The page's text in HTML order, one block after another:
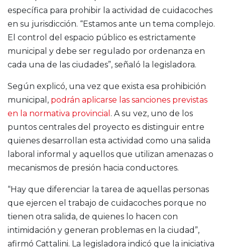
específica para prohibir la actividad de cuidacoches
en su jurisdicción. “Estamos ante un tema complejo.
El control del espacio público es estrictamente
municipal y debe ser regulado por ordenanza en
cada una de las ciudades”, señaló la legisladora.
Según explicó, una vez que exista esa prohibición
municipal, podrán aplicarse las sanciones previstas
en la normativa provincial . A su vez, uno de los
puntos centrales del proyecto es distinguir entre
quienes desarrollan esta actividad como una salida
laboral informal y aquellos que utilizan amenazas o
mecanismos de presión hacia conductores.
“Hay que diferenciar la tarea de aquellas personas
que ejercen el trabajo de cuidacoches porque no
tienen otra salida, de quienes lo hacen con
intimidación y generan problemas en la ciudad”,
afirmó Cattalini. La legisladora indicó que la iniciativa